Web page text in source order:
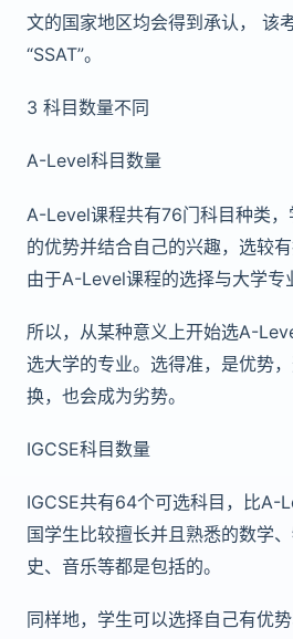
文的国家地区均会得到承认， 该
“SSAT”。
3 科目数量不同
A-Level科目数量
A-Level课程共有76门科目种类
的优势并结合自己的兴趣，选较
由于A-Level课程的选择与大学专
所以，从某种意义上开始选A-
选大学的专业。选得准，是优势
换，也会成为劣势。
IGCSE科目数量
IGCSE共有64个可选科目，比A-
国学生比较擅长并且熟悉的数学
史、音乐等都是包括的。
同样地，学生可以选择自己有优